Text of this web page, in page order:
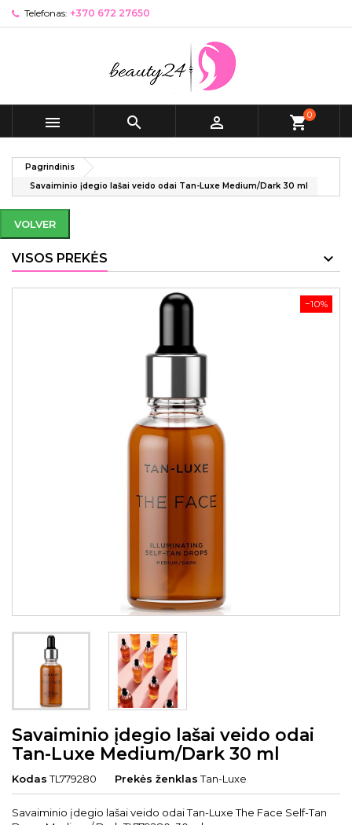
Telefonas: +370 672 27650
   shopping_cart0
Pagrindinis
Savaiminio įdegio lašai veido odai Tan-Luxe Medium/Dark 30 ml
VOLVER
VISOS PREKĖS
−10%
Savaiminio įdegio lašai veido odai
Tan-Luxe Medium/Dark 30 ml
Kodas TL779280 Prekės ženklas Tan-Luxe
Savaiminio įdegio lašai veido odai Tan-Luxe The Face Self-Tan